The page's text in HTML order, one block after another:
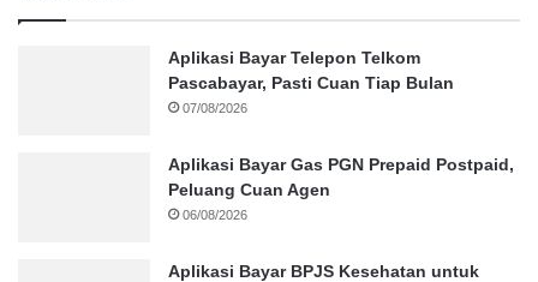
Aplikasi Bayar Telepon Telkom
Pascabayar, Pasti Cuan Tiap Bulan
07/08/2026
Aplikasi Bayar Gas PGN Prepaid Postpaid,
Peluang Cuan Agen
06/08/2026
Aplikasi Bayar BPJS Kesehatan untuk